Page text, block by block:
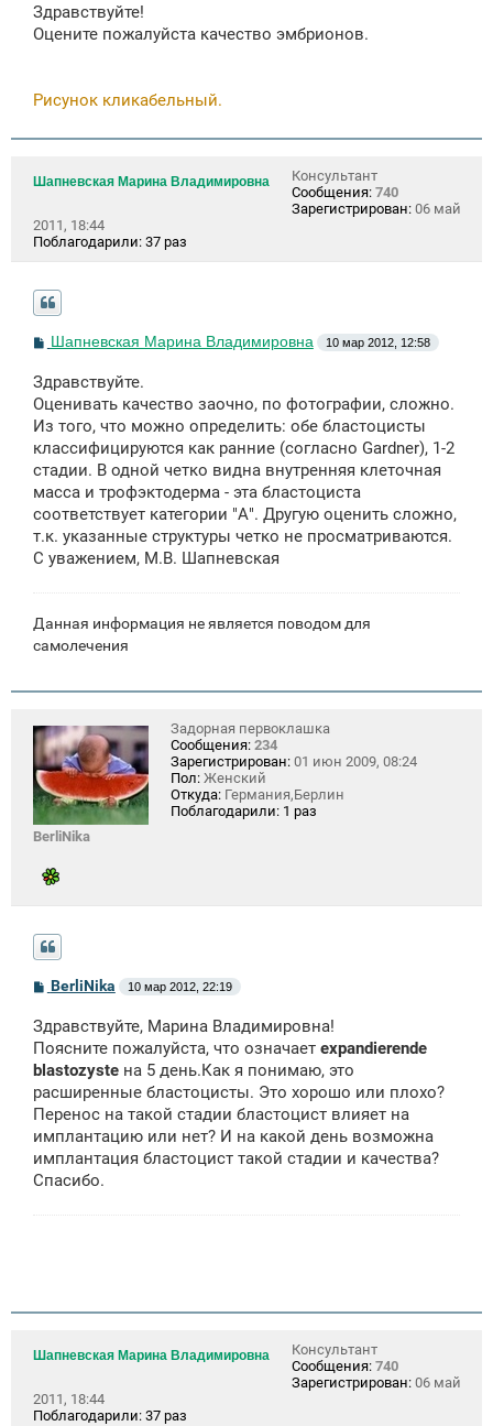
б
щ
е
Здравствуйте!
Оцените пожалуйста качество эмбрионов.
Рисунок кликабельный.
Шапневская Марина Владимировна
Консультант
Сообщения: 740
Зарегистрирован: 06 май
2011, 18:44
Поблагодарили: 37 раз
С
о
б
щ
е
н
и
Шапневская Марина Владимировна 10 мар 2012, 12:58
Здравствуйте.
Оценивать качество заочно, по фотографии, сложно.
Из того, что можно определить: обе бластоцисты
классифицируются как ранние (согласно Gardner), 1-2
стадии. В одной четко видна внутренняя клеточная
масса и трофэктодерма - эта бластоциста
соответствует категории "А". Другую оценить сложно,
т.к. указанные структуры четко не просматриваются.
С уважением, М.В. Шапневская
Данная информация не является поводом для
самолечения
BerliNika
Задорная первоклашка
Сообщения: 234
Зарегистрирован: 01 июн 2009, 08:24
Пол: Женский
Откуда: Германия,Берлин
Поблагодарили: 1 раз
С
о
б
щ
н
и
BerliNika 10 мар 2012, 22:19
Здравствуйте, Марина Владимировна!
Поясните пожалуйста, что означает expandierende
blastozyste на 5 день.Как я понимаю, это
расширенные бластоцисты. Это хорошо или плохо?
Перенос на такой стадии бластоцист влияет на
имплантацию или нет? И на какой день возможна
имплантация бластоцист такой стадии и качества?
Cпасибо.
Шапневская Марина Владимировна
Консультант
Сообщения: 740
Зарегистрирован: 06 май
2011, 18:44
Поблагодарили: 37 раз